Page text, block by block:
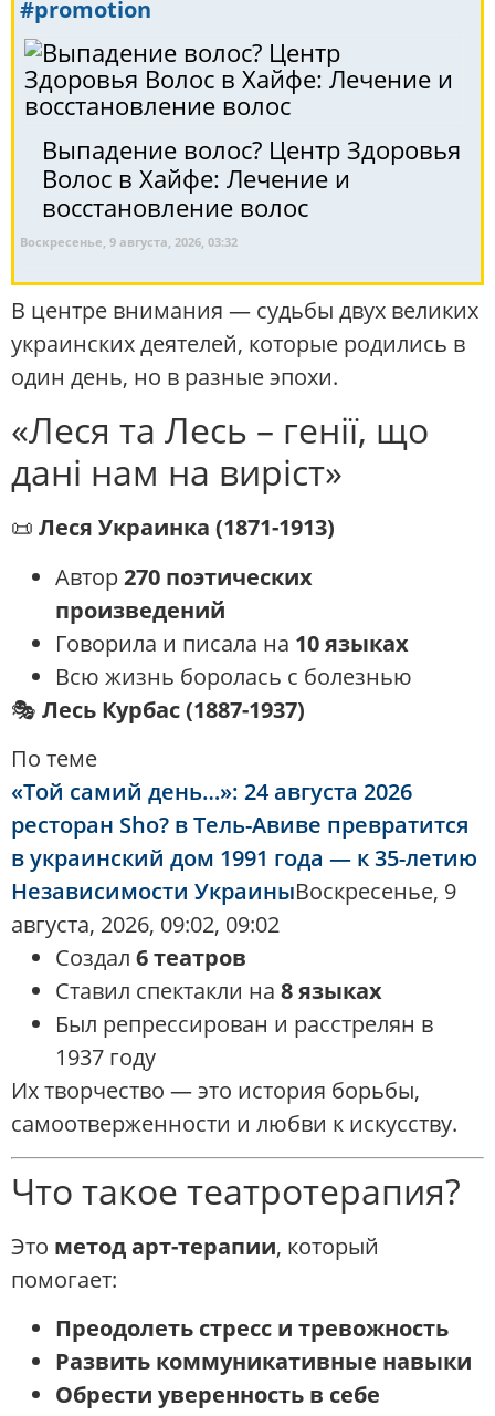
#promotion
Выпадение волос? Центр Здоровья
Волос в Хайфе: Лечение и
восстановление волос
Воскресенье, 9 августа, 2026, 03:32
В центре внимания — судьбы двух великих
украинских деятелей, которые родились в
один день, но в разные эпохи.
«Леся та Лесь – генії, що
дані нам на виріст»
📜 Леся Украинка (1871-1913)
Автор270 поэтических
произведений
Говорила и писала на 10 языках
Всю жизнь боролась с болезнью
🎭 Лесь Курбас (1887-1937)
По теме
«Той самий день…»: 24 августа 2026
ресторан Sho? в Тель-Авиве превратится
в украинский дом 1991 года — к 35-летию
Независимости УкраиныВоскресенье, 9
августа, 2026, 09:02, 09:02
Создал 6 театров
Ставил спектакли на 8 языках
Был репрессирован и расстрелян в
1937 году
Их творчество — это история борьбы,
самоотверженности и любви к искусству.
Что такое театротерапия?
Это метод арт-терапии, который
помогает:
Преодолеть стресс и тревожность
Развить коммуникативные навыки
Обрести уверенность в себе